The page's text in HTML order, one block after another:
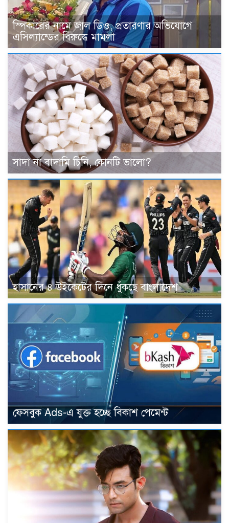
স্পিকারের নামে জাল ডিও, প্রতারণার অভিযোগে
এসিল্যান্ডের বিরুদ্ধে মামলা
সাদা না বাদামি চিনি, কোনটি ভালো?
হাসানের ৪ উইকেটের দিনে ধুঁকছে বাংলাদেশ
ফেসবুক Ads-এ যুক্ত হচ্ছে বিকাশ পেমেন্ট